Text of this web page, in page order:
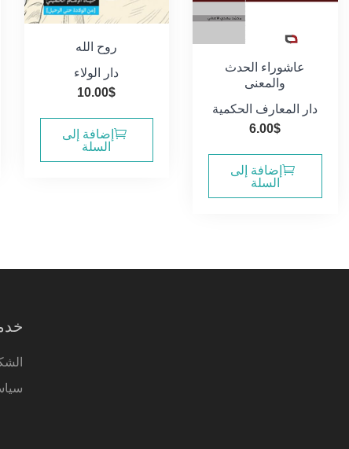
عاشوراء الحدث
والمعنى
دار المعارف الحكمية
6.00$
إضافة إلى
السلة
روح الله
دار الولاء
10.00$
إضافة إلى
السلة